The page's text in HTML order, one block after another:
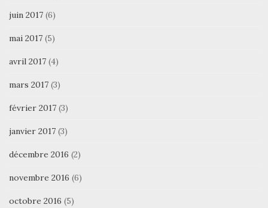
juin 2017 (6)
mai 2017 (5)
avril 2017 (4)
mars 2017 (3)
février 2017 (3)
janvier 2017 (3)
décembre 2016 (2)
novembre 2016 (6)
octobre 2016 (5)